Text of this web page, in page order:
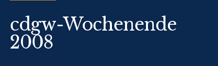
cdgw-Wochenende
2008